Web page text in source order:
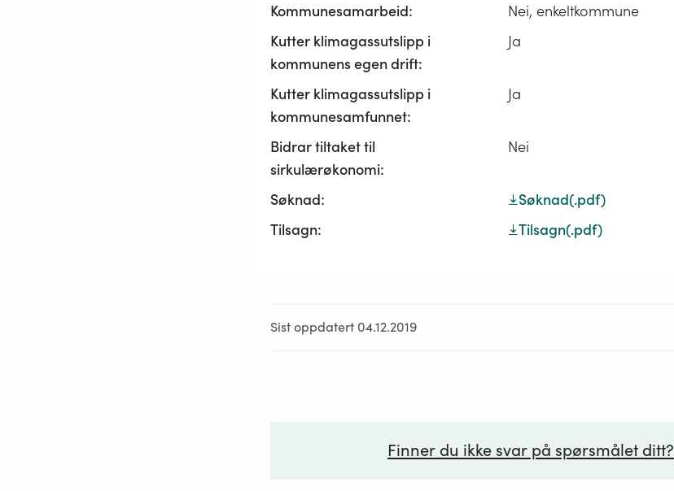
Kommunesamarbeid:
Nei, enkeltkommune
Kutter klimagassutslipp i
kommunens egen drift:
Ja
Kutter klimagassutslipp i
kommunesamfunnet:
Ja
Bidrar tiltaket til
sirkulærøkonomi:
Nei
Søknad: Søknad(.pdf)
Tilsagn:
Tilsagn(.pdf)
Sist oppdatert 04.12.2019
Finner du ikke svar på spørsmålet ditt?